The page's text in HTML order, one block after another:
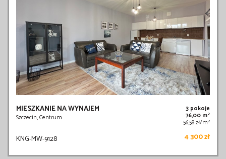
MIESZKANIE NA WYNAJEM
Szczecin, Centrum
3 pokoje
76,00 m2
56,58 zł/m2
KNG-MW-9128 4 300 zł